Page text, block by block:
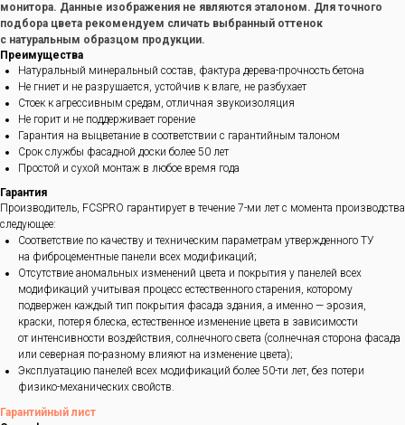
монитора. Данные изображения не являются эталоном. Для точного
подбора цвета рекомендуем сличать выбранный оттенок
с натуральным образцом продукции.
Преимущества
Натуральный минеральный состав, фактура дерева-прочность бетона
Не гниет и не разрушается, устойчив к влаге, не разбухает
Стоек к агрессивным средам, отличная звукоизоляция
Не горит и не поддерживает горение
Гарантия на выцветание в соответствии с гарантийным талоном
Срок службы фасадной доски более 50 лет
Простой и сухой монтаж в любое время года
Гарантия
Производитель, FCSPRO гарантирует в течение 7-ми лет с момента производства
следующее:
Соответствие по качеству и техническим параметрам утвержденного ТУ
на фиброцементные панели всех модификаций;
Отсутствие аномальных изменений цвета и покрытия у панелей всех
модификаций учитывая процесс естественного старения, которому
подвержен каждый тип покрытия фасада здания, а именно — эрозия,
краски, потеря блеска, естественное изменение цвета в зависимости
от интенсивности воздействия, солнечного света (солнечная сторона фасада
или северная по-разному влияют на изменение цвета);
Эксплуатацию панелей всех модификаций более 50-ти лет, без потери
физико-механических свойств.
Гарантийный лист